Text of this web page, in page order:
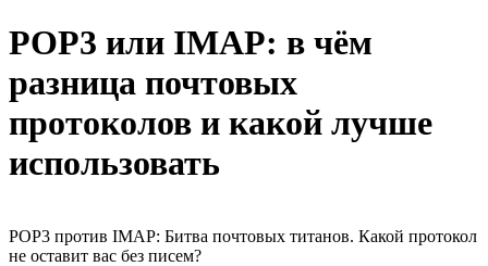
POP3 или IMAP: в чём
разница почтовых
протоколов и какой лучше
использовать
POP3 против IMAP: Битва почтовых титанов. Какой протокол
не оставит вас без писем?